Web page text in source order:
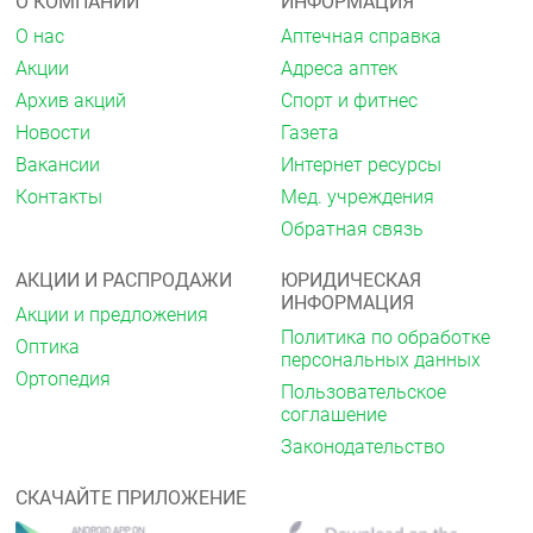
кардиомиопатией, врождёнными пороками сердца
или пороком клапана сердца с выраженными
гемодинамическими нарушениями. Также до сих
пор не было получено достаточных данных
относительно пациентов с ХСН с инфарктом
миокарда в течение последних 3 месяцев.
Частота побочных реакций, приведенных ниже,
определялась соответственно следующему:
очень часто ≥1/10
часто ≥ 1/100, <1/10
нечасто ≥ 1/1 000, <1/100
редко ≥ 1/10 000, <1/1 000
очень редко <1/10 000.
Центральная нервная система
Часто: головокружение*, головная боль*.
Редко: потеря сознания.
О нас
Акции
Архив акций
Новости
Вакансии
Контакты
Аптечная справка
Адреса аптек
Спорт и фитнес
Газета
Интернет ресурсы
Мед. учреждения
Обратная связь
АКЦИИ И РАСПРОДАЖИ
Акции и предложения
Оптика
Ортопедия
ЮРИДИЧЕСКАЯ
ИНФОРМАЦИЯ
Политика по обработке
персональных данных
Пользовательское
соглашение
Законодательство
СКАЧАЙТЕ ПРИЛОЖЕНИЕ